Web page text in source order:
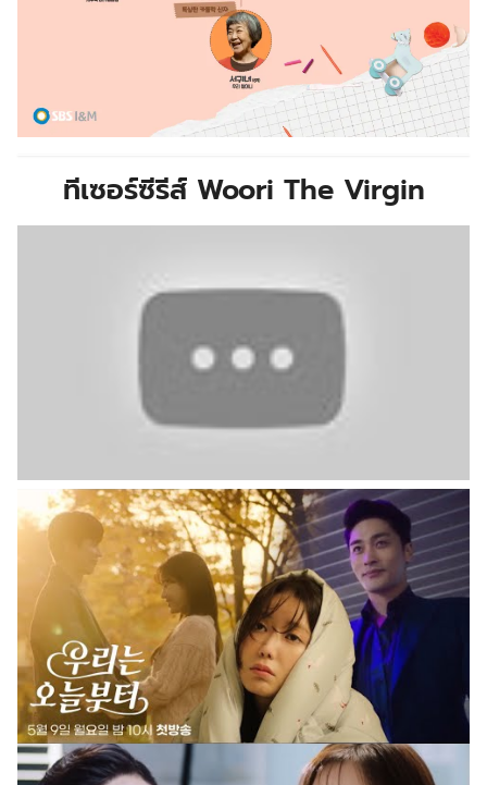
ทีเซอร์ซีรีส์ Woori The Virgin